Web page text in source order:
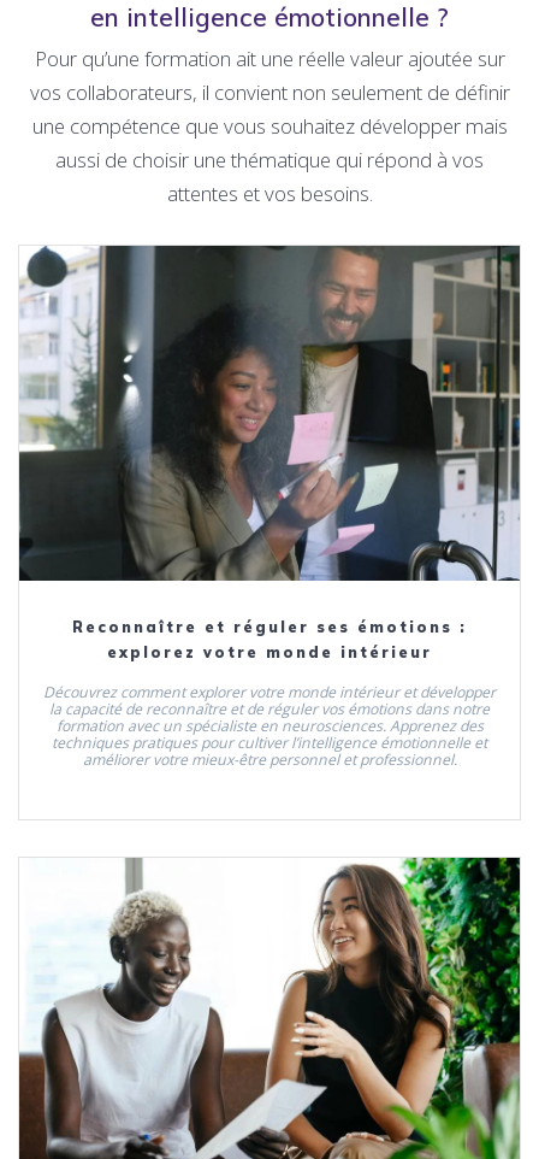
en intelligence émotionnelle ?
Pour qu’une formation ait une réelle valeur ajoutée sur
vos collaborateurs, il convient non seulement de définir
une compétence que vous souhaitez développer mais
aussi de choisir une thématique qui répond à vos
attentes et vos besoins.
Reconnaître et réguler ses émotions :
explorez votre monde intérieur
Découvrez comment explorer votre monde intérieur et développer
la capacité de reconnaître et de réguler vos émotions dans notre
formation avec un spécialiste en neurosciences. Apprenez des
techniques pratiques pour cultiver l’intelligence émotionnelle et
améliorer votre mieux-être personnel et professionnel.